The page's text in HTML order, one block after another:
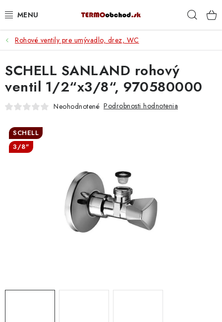
na
VYKUROVANIE
ROZVOD VODY A KÚRENIA
ODPAD A KANALIZÁCIA
% DOPREDAJ
PREČO SA OPLATÍ KUPOVAŤ RADIÁTORY KORADO
CEZ TERMOOBCHOD.SK
Hodnotenie obchodu Blog Kontakty
Napíšte nám
Rohové ventily pre umývadlo, drez, WC
SCHELL SANLAND rohový
ventil 1/2“x3/8“, 970580000
Neohodnotené Podrobnosti hodnotenia
SCHELL
3/8"